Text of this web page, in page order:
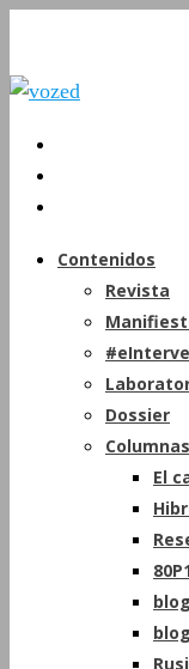
Contenidos
Revista
Dossier
Columnas
El